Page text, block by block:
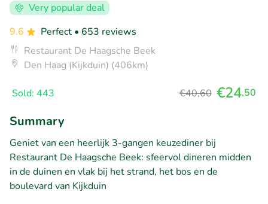
Very popular deal
9.6
Perfect • 653 reviews
Restaurant De Haagsche Beek
Den Haag (Kijkduin) (406km)
Sold: 443 €40,60 €24,50
Summary
Geniet van een heerlijk 3-gangen keuzediner bij
Restaurant De Haagsche Beek: sfeervol dineren midden
in de duinen en vlak bij het strand, het bos en de
boulevard van Kijkduin